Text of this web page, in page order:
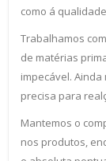
como á
Trabalhamos
de matérias
impecável.
precisa para
Mantemos o
nos produtos,